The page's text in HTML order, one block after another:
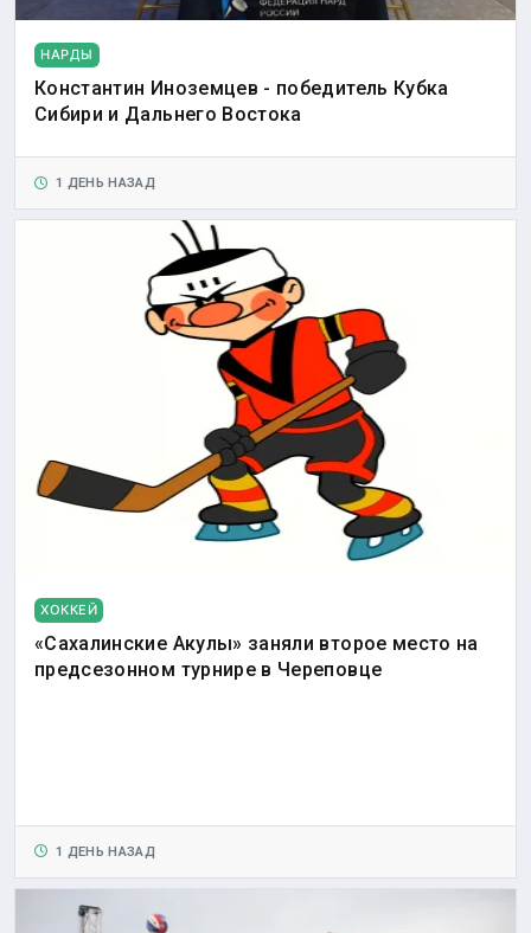
НАРДЫ
Константин Иноземцев - победитель Кубка
Сибири и Дальнего Востока
1 ДЕНЬ НАЗАД
ХОККЕЙ
«Сахалинские Акулы» заняли второе место на
предсезонном турнире в Череповце
1 ДЕНЬ НАЗАД